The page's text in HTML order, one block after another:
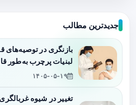
جدیدترین مطالب
بازنگری در توصیه‌های
لبنیات پرچرب به‌طور
۱۴۰۵-۰۵-۱۹
تغییر در شیوه